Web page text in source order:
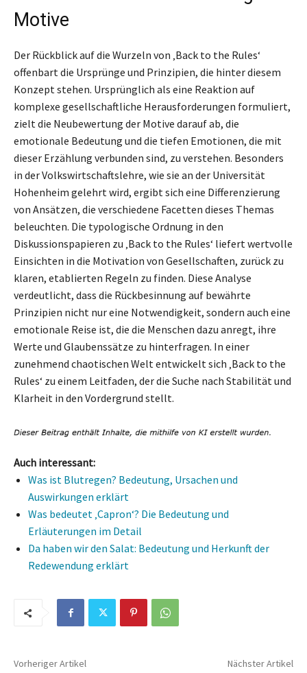
Motive
Der Rückblick auf die Wurzeln von ‚Back to the Rules‘
offenbart die Ursprünge und Prinzipien, die hinter diesem
Konzept stehen. Ursprünglich als eine Reaktion auf
komplexe gesellschaftliche Herausforderungen formuliert,
zielt die Neubewertung der Motive darauf ab, die
emotionale Bedeutung und die tiefen Emotionen, die mit
dieser Erzählung verbunden sind, zu verstehen. Besonders
in der Volkswirtschaftslehre, wie sie an der Universität
Hohenheim gelehrt wird, ergibt sich eine Differenzierung
von Ansätzen, die verschiedene Facetten dieses Themas
beleuchten. Die typologische Ordnung in den
Diskussionspapieren zu ‚Back to the Rules‘ liefert wertvolle
Einsichten in die Motivation von Gesellschaften, zurück zu
klaren, etablierten Regeln zu finden. Diese Analyse
verdeutlicht, dass die Rückbesinnung auf bewährte
Prinzipien nicht nur eine Notwendigkeit, sondern auch eine
emotionale Reise ist, die die Menschen dazu anregt, ihre
Werte und Glaubenssätze zu hinterfragen. In einer
zunehmend chaotischen Welt entwickelt sich ‚Back to the
Rules‘ zu einem Leitfaden, der die Suche nach Stabilität und
Klarheit in den Vordergrund stellt.
Auch interessant:
Was ist Blutregen? Bedeutung, Ursachen und
Auswirkungen erklärt
Was bedeutet ‚Capron‘? Die Bedeutung und
Erläuterungen im Detail
Da haben wir den Salat: Bedeutung und Herkunft der
Redewendung erklärt
Vorheriger Artikel Nächster Artikel